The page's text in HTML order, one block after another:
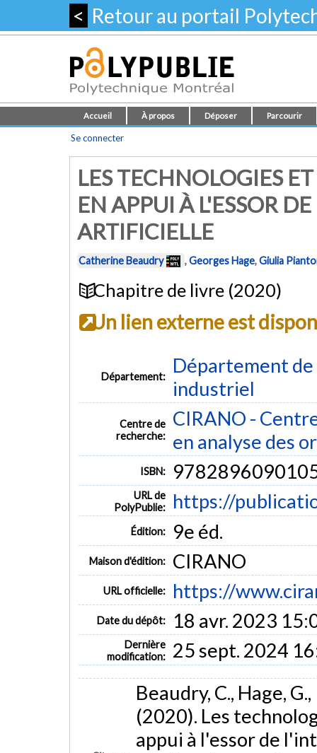
< Retour au portail
Accueil À propos Déposer Parcourir
Se connecter
LES TECHNOLOGIES
EN APPUI À L'ESSOR
ARTIFICIELLE
Catherine Beaudry ,Georges Hage,Giulia
Chapitre de livre (2020)
Un lien externe est
Département:
Département
industriel
Centre de
recherche:
CIRANO -
en analyse des
ISBN:
URL de
PolyPublie:
https://
Édition: 9e éd.
Maison d'édition: CIRANO
URL officielle: https://
Date du dépôt: 18 avr. 2023
Dernière
modification:
25 sept. 2024
Beaudry, C., Hage,
(2020). Les
appui à l'essor de